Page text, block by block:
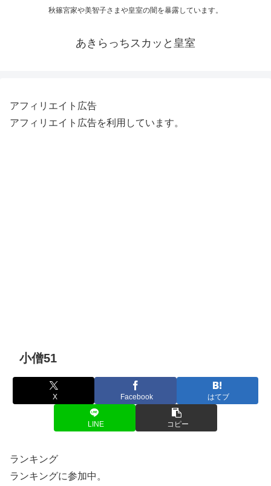
秋篠宮家や美智子さまや皇室の闇を暴露しています。
あきらっちスカッと皇室
アフィリエイト広告
アフィリエイト広告を利用しています。
小僧51
X Facebook はてブ
LINE コピー
ランキング
ランキングに参加中。